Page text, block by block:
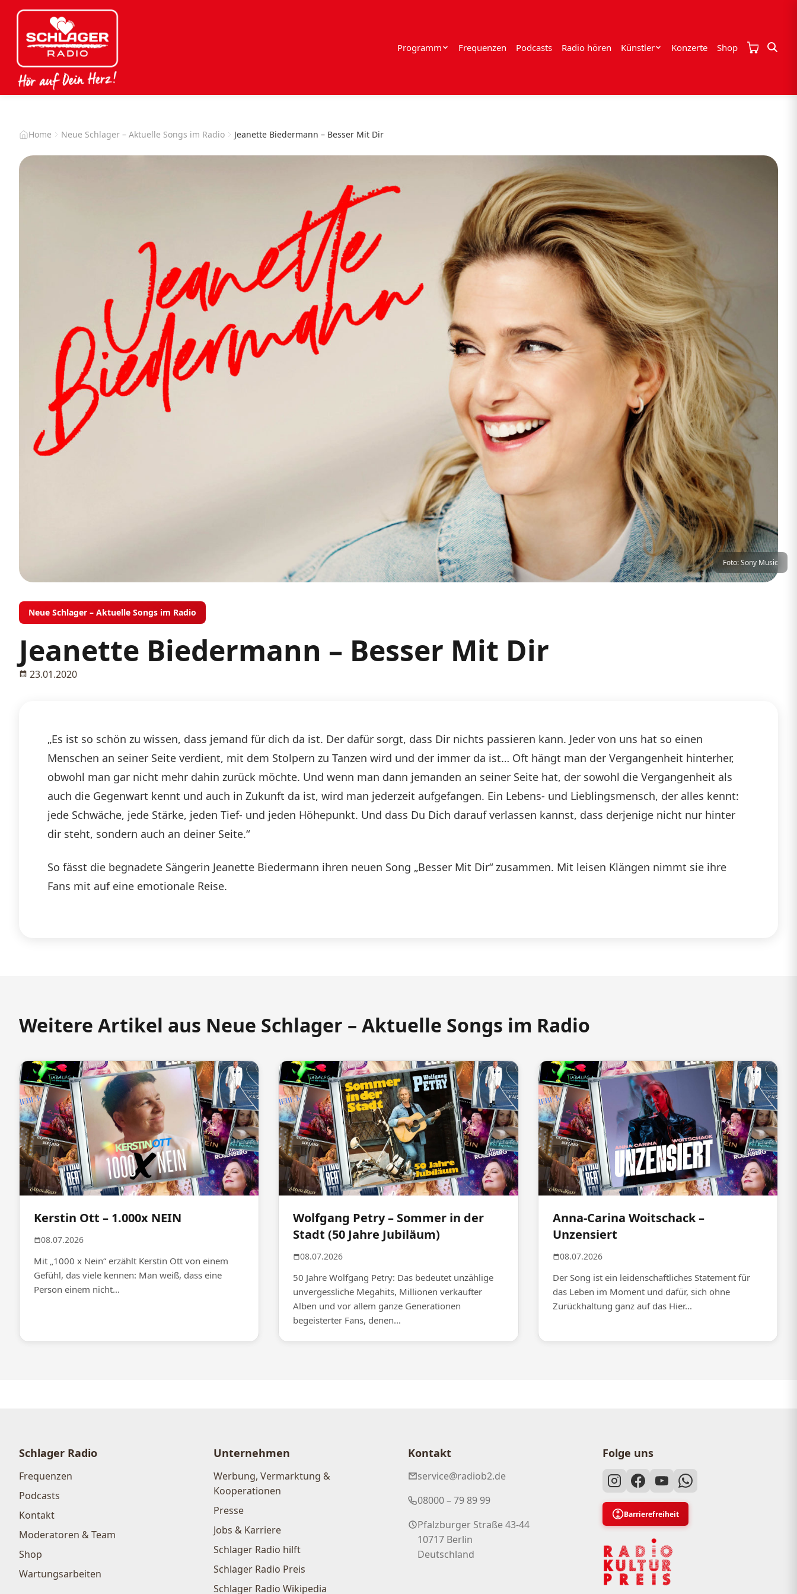
Programm Frequenzen Podcasts Radio hören Künstler Konzerte Shop
Home Neue Schlager – Aktuelle Songs im Radio Jeanette Biedermann – Besser Mit Dir
Foto: Sony Music
Neue Schlager – Aktuelle Songs im Radio
Jeanette Biedermann – Besser Mit Dir
23.01.2020
„Es ist so schön zu wissen, dass jemand für dich da ist. Der dafür sorgt, dass Dir nichts passieren kann. Jeder von uns hat so einen
Menschen an seiner Seite verdient, mit dem Stolpern zu Tanzen wird und der immer da ist… Oft hängt man der Vergangenheit hinterher,
obwohl man gar nicht mehr dahin zurück möchte. Und wenn man dann jemanden an seiner Seite hat, der sowohl die Vergangenheit als
auch die Gegenwart kennt und auch in Zukunft da ist, wird man jederzeit aufgefangen. Ein Lebens- und Lieblingsmensch, der alles kennt:
jede Schwäche, jede Stärke, jeden Tief- und jeden Höhepunkt. Und dass Du Dich darauf verlassen kannst, dass derjenige nicht nur hinter
dir steht, sondern auch an deiner Seite.“
So fässt die begnadete Sängerin Jeanette Biedermann ihren neuen Song „Besser Mit Dir“ zusammen. Mit leisen Klängen nimmt sie ihre
Fans mit auf eine emotionale Reise.
Weitere Artikel aus Neue Schlager – Aktuelle Songs im Radio
Kerstin Ott – 1.000x NEIN
08.07.2026
Mit „1000 x Nein“ erzählt Kerstin Ott von einem
Gefühl, das viele kennen: Man weiß, dass eine
Person einem nicht...
Wolfgang Petry – Sommer in der
Stadt (50 Jahre Jubiläum)
08.07.2026
50 Jahre Wolfgang Petry: Das bedeutet unzählige
unvergessliche Megahits, Millionen verkaufter
Alben und vor allem ganze Generationen
begeisterter Fans, denen...
Anna-Carina Woitschack –
Unzensiert
08.07.2026
Der Song ist ein leidenschaftliches Statement für
das Leben im Moment und dafür, sich ohne
Zurückhaltung ganz auf das Hier...
Schlager Radio
Frequenzen
Podcasts
Kontakt
Moderatoren & Team
Shop
Wartungsarbeiten
Unternehmen
Werbung, Vermarktung &
Kooperationen
Presse
Jobs & Karriere
Schlager Radio hilft
Schlager Radio Preis
Schlager Radio Wikipedia
Kontakt
service@radiob2.de
08000 – 79 89 99
Pfalzburger Straße 43-44
10717 Berlin
Deutschland
Folge uns
Barrierefreiheit